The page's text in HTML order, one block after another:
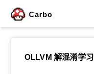
Carbo
OLLVM 解混淆学习